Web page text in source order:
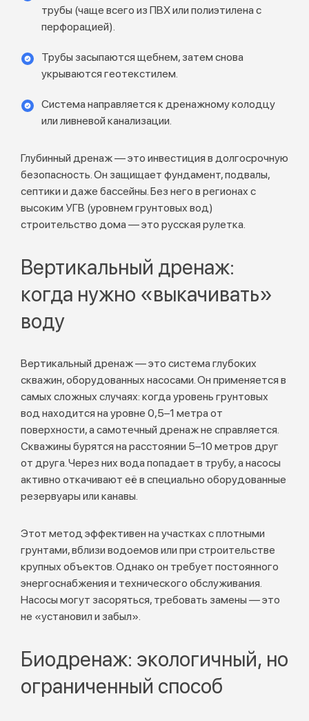
трубы (чаще всего из ПВХ или полиэтилена с
перфорацией).
Трубы засыпаются щебнем, затем снова
укрываются геотекстилем.
Система направляется к дренажному колодцу
или ливневой канализации.
Глубинный дренаж — это инвестиция в долгосрочную
безопасность. Он защищает фундамент, подвалы,
септики и даже бассейны. Без него в регионах с
высоким УГВ (уровнем грунтовых вод)
строительство дома — это русская рулетка.
Вертикальный дренаж:
когда нужно «выкачивать»
воду
Вертикальный дренаж — это система глубоких
скважин, оборудованных насосами. Он применяется в
самых сложных случаях: когда уровень грунтовых
вод находится на уровне 0,5–1 метра от
поверхности, а самотечный дренаж не справляется.
Скважины бурятся на расстоянии 5–10 метров друг
от друга. Через них вода попадает в трубу, а насосы
активно откачивают её в специально оборудованные
резервуары или канавы.
Этот метод эффективен на участках с плотными
грунтами, вблизи водоемов или при строительстве
крупных объектов. Однако он требует постоянного
энергоснабжения и технического обслуживания.
Насосы могут засоряться, требовать замены — это
не «установил и забыл».
Биодренаж: экологичный, но
ограниченный способ